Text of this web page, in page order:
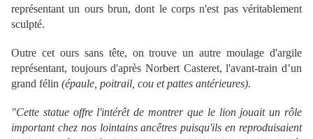
représentant un ours brun, dont le corps n'est pas véritablement
sculpté.
Outre cet ours sans tête, on trouve un autre moulage d'argile
représentant, toujours d'après Norbert Casteret, l'avant-train d’un
grand félin (épaule, poitrail, cou et pattes antérieures).
"Cette statue offre l'intérêt de montrer que le lion jouait un rôle
important chez nos lointains ancêtres puisqu'ils en reproduisaient